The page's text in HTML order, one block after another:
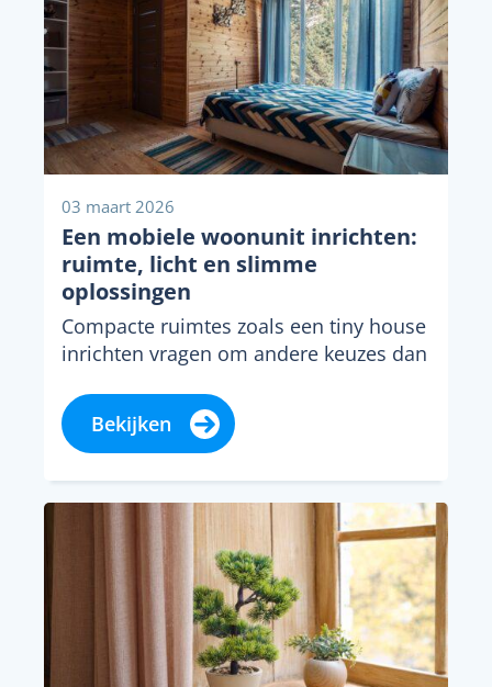
03 maart 2026
Een mobiele woonunit inrichten:
ruimte, licht en slimme
oplossingen
Compacte ruimtes zoals een tiny house
inrichten vragen om andere keuzes dan
woning. Wie een...
Bekijken